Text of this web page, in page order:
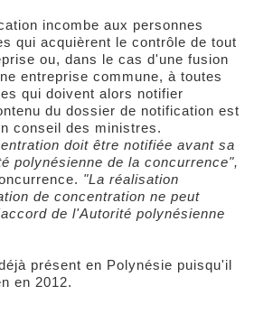
incombe aux personnes
qui acquièrent le contrôle de tout
ou, dans le cas d'une fusion
entreprise commune, à toutes
qui doivent alors notifier
du dossier de notification est
conseil des ministres.
doit être notifiée avant sa
polynésienne de la concurrence",
"La réalisation
de concentration ne peut
de l'Autorité polynésienne
présent en Polynésie puisqu'il
en 2012.